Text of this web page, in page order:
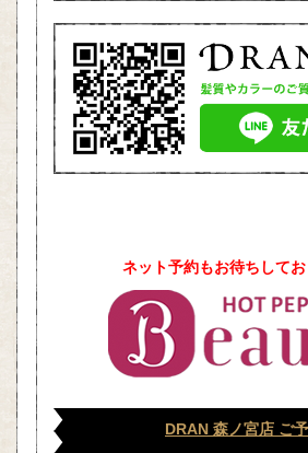
ネット予約もお待ちしてお
DRAN 森ノ宮店 ご